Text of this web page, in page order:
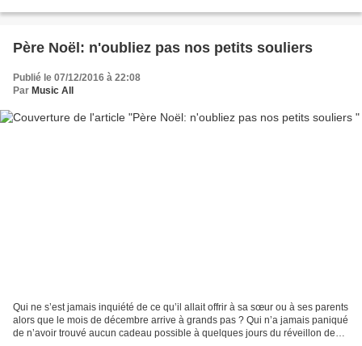
Père Noël: n'oubliez pas nos petits souliers
Publié le 07/12/2016 à 22:08
Par Music All
Qui ne s’est jamais inquiété de ce qu’il allait offrir à sa sœur ou à ses parents
alors que le mois de décembre arrive à grands pas ? Qui n’a jamais paniqué
de n’avoir trouvé aucun cadeau possible à quelques jours du réveillon de